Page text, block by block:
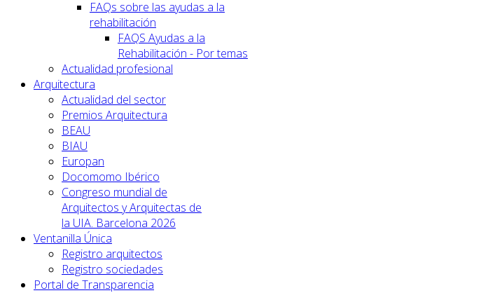
FAQs sobre las ayudas a la
rehabilitación
FAQS Ayudas a la
Rehabilitación - Por temas
Actualidad profesional
Arquitectura
Actualidad del sector
Premios Arquitectura
BEAU
BIAU
Europan
Docomomo Ibérico
Congreso mundial de
Arquitectos y Arquitectas de
la UIA. Barcelona 2026
Ventanilla Única
Registro arquitectos
Registro sociedades
Portal de Transparencia